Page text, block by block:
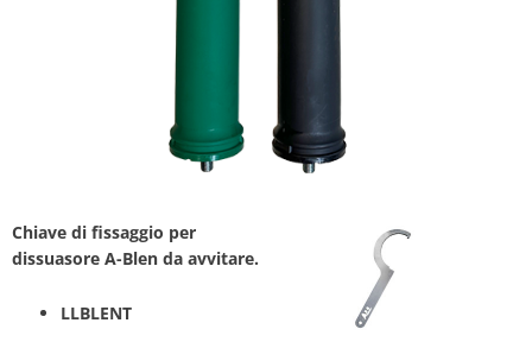
Chiave di fissaggio per
dissuasore A-Blen da avvitare.
LLBLENT